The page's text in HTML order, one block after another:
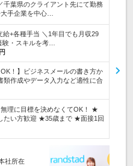
千葉県のクライアント先にて勤務
手企業を中心…
給+各種手当 ＼1年目でも月収29
・スキルを考…
！】ビジネスメールの書き方か
作成やデータ入力など適性に合
理に目標を決めなくてOK！ ★
たい方歓迎 ★35歳まで ★面接1回
社所在